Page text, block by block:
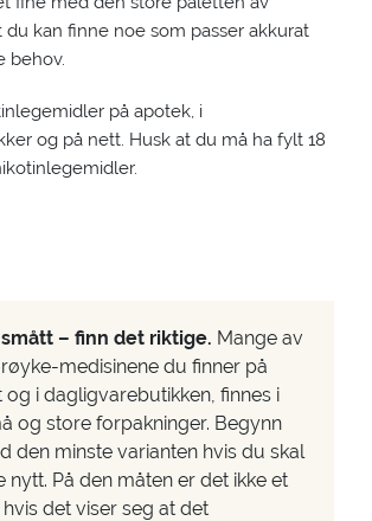
du kan finne noe som passer akkurat
behov.
på apotek, i
og på nett. Husk at du må ha fylt 18
– finn det riktige. Mange av
medisinene du finner på
og i dagligvarebutikken, finnes i
og store forpakninger. Begynn
den minste varianten hvis du skal
nytt. På den måten er det ikke et
det viser seg at det